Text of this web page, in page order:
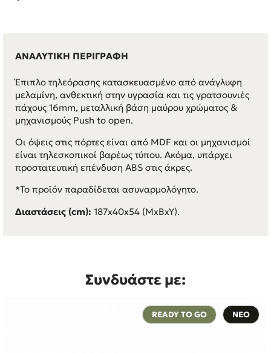
ΑΝΑΛΥΤΙΚΗ ΠΕΡΙΓΡΑΦΗ
Έπιπλο τηλεόρασης κατασκευασμένο από ανάγλυφη
μελαμίνη, ανθεκτική στην υγρασία και τις γρατσουνιές
πάχους 16mm, μεταλλική βάση μαύρου χρώματος &
μηχανισμούς Push to open.
Οι όψεις στις πόρτες είναι από MDF και οι μηχανισμοί
είναι τηλεσκοπικοί βαρέως τύπου. Ακόμα, υπάρχει
προστατευτική επένδυση ABS στις άκρες.
*Το προϊόν παραδίδεται ασυναρμολόγητο.
Διαστάσεις (cm): 187x40x54 (ΜxBxY).
Συνδυάστε με:
READY TO GO ΝΕΟ